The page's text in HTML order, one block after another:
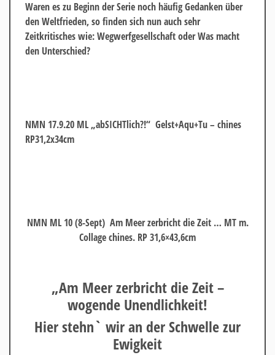
Waren es zu Beginn der Serie noch häufig Gedanken über
den Weltfrieden, so finden sich nun auch sehr
Zeitkritisches wie: Wegwerfgesellschaft oder Was macht
den Unterschied?
NMN 17.9.20 ML „abSICHTlich?!“ Gelst+Aqu+Tu – chines
RP31,2x34cm
NMN ML 10 (8-Sept) Am Meer zerbricht die Zeit … MT m.
Collage chines. RP 31,6×43,6cm
„Am Meer zerbricht die Zeit –
wogende Unendlichkeit!
Hier stehn` wir an der Schwelle zur
Ewigkeit